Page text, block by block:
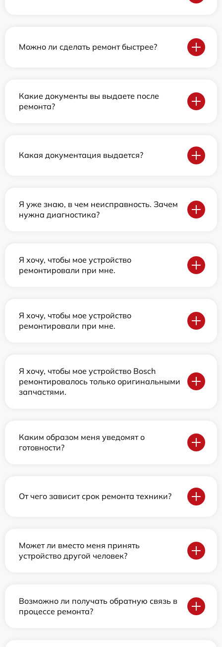
Можно ли сделать ремонт быстрее?
Какие документы вы выдаете после
ремонта?
Какая документация выдается?
Я уже знаю, в чем неисправность. Зачем
нужна диагностика?
Я хочу, чтобы мое устройство
ремонтировали при мне.
Я хочу, чтобы мое устройство
ремонтировали при мне.
Я хочу, чтобы мое устройство Bosch
ремонтировалось только оригинальными
запчастями.
Каким образом меня уведомят о
готовности?
От чего зависит срок ремонта техники?
Может ли вместо меня принять
устройство другой человек?
Возможно ли получать обратную связь в
процессе ремонта?